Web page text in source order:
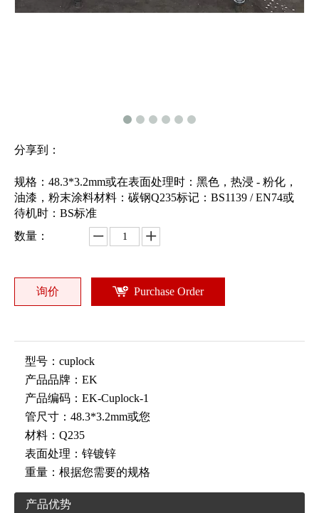
分享到：
规格：48.3*3.2mm或在表面处理时：黑色，热浸 - 粉化，
油漆，粉末涂料材料：碳钢Q235标记：BS1139 / EN74或
待机时：BS标准
数量：
询价 Purchase Order
型号： cuplock
产品品牌： EK
产品编码： EK-Cuplock-1
管尺寸： 48.3*3.2mm或您
材料： Q235
表面处理： 锌镀锌
重量： 根据您需要的规格
产品优势